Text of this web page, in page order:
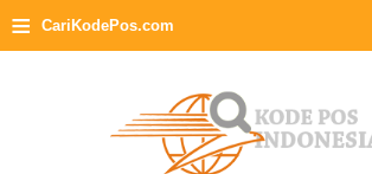
≡ CariKodePos.com